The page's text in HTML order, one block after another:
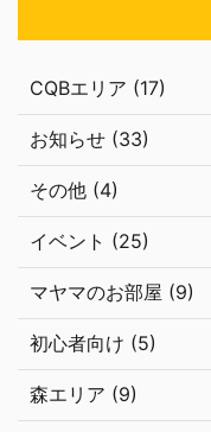
CQBエリア (17)
お知らせ (33)
その他 (4)
イベント (25)
マヤマのお部屋 (9)
初心者向け (5)
森エリア (9)